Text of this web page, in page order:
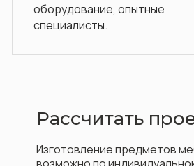
Рассчитать
Изготовление предметов